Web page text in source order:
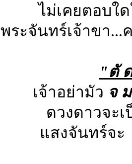
ไม่เคยตอบใ
พระจันทร์เจ้าขา
"ตั
เจ้าอย่ามัว จ
ดวงดาวจะ
แสงจันทร์จะ